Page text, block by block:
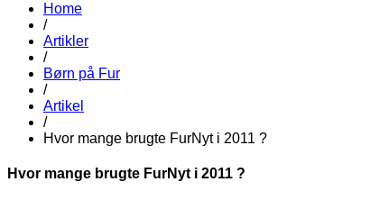
Home
/
Artikler
/
Børn på Fur
/
Artikel
/
Hvor mange brugte FurNyt i 2011 ?
Hvor mange brugte FurNyt i 2011 ?